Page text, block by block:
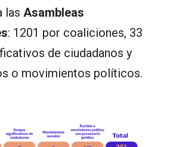
las Asambleas
: 1201 por coaliciones, 33
de ciudadanos y
o movimientos políticos.